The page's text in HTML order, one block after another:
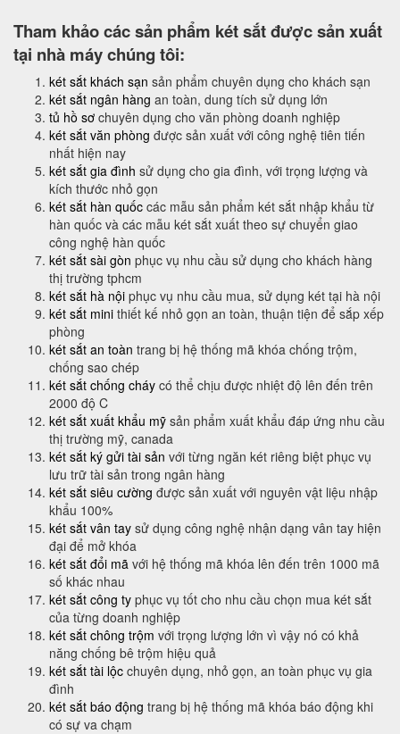
Tham khảo các sản phẩm két sắt được sản xuất
tại nhà máy chúng tôi:
két sắt khách sạn sản phẩm chuyên dụng cho khách sạn
két sắt ngân hàng an toàn, dung tích sử dụng lớn
tủ hồ sơ chuyên dụng cho văn phòng doanh nghiệp
két sắt văn phòng được sản xuất với công nghệ tiên tiến
nhất hiện nay
két sắt gia đình sử dụng cho gia đình, với trọng lượng và
kích thước nhỏ gọn
két sắt hàn quốc các mẫu sản phẩm két sắt nhập khẩu từ
hàn quốc và các mẫu két sắt xuất theo sự chuyển giao
công nghệ hàn quốc
két sắt sài gòn phục vụ nhu cầu sử dụng cho khách hàng
thị trường tphcm
két sắt hà nội phục vụ nhu cầu mua, sử dụng két tại hà nội
két sắt mini thiết kế nhỏ gọn an toàn, thuận tiện để sắp xếp
phòng
két sắt an toàn trang bị hệ thống mã khóa chống trộm,
chống sao chép
két sắt chống cháy có thể chịu được nhiệt độ lên đến trên
2000 độ C
két sắt xuất khẩu mỹ sản phẩm xuất khẩu đáp ứng nhu cầu
thị trường mỹ, canada
két sắt ký gửi tài sản với từng ngăn két riêng biệt phục vụ
lưu trữ tài sản trong ngân hàng
két sắt siêu cường được sản xuất với nguyên vật liệu nhập
khẩu 100%
két sắt vân tay sử dụng công nghệ nhận dạng vân tay hiện
đại để mở khóa
két sắt đổi mã với hệ thống mã khóa lên đến trên 1000 mã
số khác nhau
két sắt công ty phục vụ tốt cho nhu cầu chọn mua két sắt
của từng doanh nghiệp
két sắt chông trộm với trọng lượng lớn vì vậy nó có khả
năng chống bê trộm hiệu quả
két sắt tài lộc chuyên dụng, nhỏ gọn, an toàn phục vụ gia
đình
két sắt báo động trang bị hệ thống mã khóa báo động khi
có sự va chạm